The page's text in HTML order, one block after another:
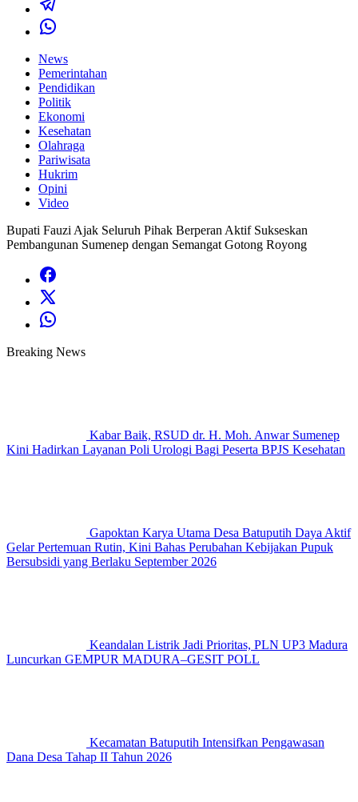
News
Pemerintahan
Pendidikan
Politik
Ekonomi
Kesehatan
Olahraga
Pariwisata
Hukrim
Opini
Video
Bupati Fauzi Ajak Seluruh Pihak Berperan Aktif Sukseskan
Pembangunan Sumenep dengan Semangat Gotong Royong
Breaking News
Kabar Baik, RSUD dr. H. Moh. Anwar Sumenep
Kini Hadirkan Layanan Poli Urologi Bagi Peserta BPJS Kesehatan
Gapoktan Karya Utama Desa Batuputih Daya Aktif
Gelar Pertemuan Rutin, Kini Bahas Perubahan Kebijakan Pupuk
Bersubsidi yang Berlaku September 2026
Keandalan Listrik Jadi Prioritas, PLN UP3 Madura
Luncurkan GEMPUR MADURA–GESIT POLL
Kecamatan Batuputih Intensifkan Pengawasan
Dana Desa Tahap II Tahun 2026